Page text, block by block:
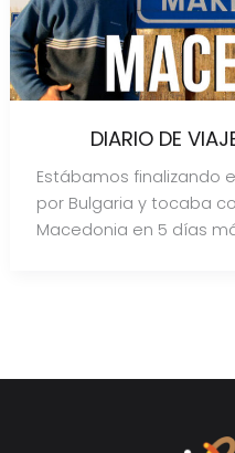
DIARIO DE
Estábamos finalizando
por Bulgaria y tocaba
Macedonia en 5 días